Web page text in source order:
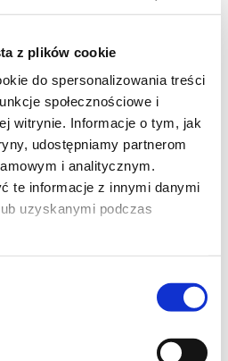
z plików cookie
do spersonalizowania treści
społecznościowe i
witrynie. Informacje o tym, jak
udostępniamy partnerom
i analitycznym.
te informacje z innymi danymi
uzyskanymi podczas